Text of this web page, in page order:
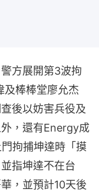
方展開第3波拘
及棒棒堂廖允杰
後以妨害兵役及
，還有Energy成
拘捕坤達時「摸
指坤達不在台
，並預計10天後